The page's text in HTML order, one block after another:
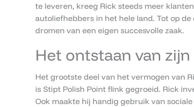
te leveren, kreeg Rick steeds meer
autoliefhebbers in het hele land. Tot op
dromen van een eigen succesvolle zaak.
Het ontstaan van
Het grootste deel van het vermogen van
is Stipt Polish Point flink gegroeid. Rick
Ook maakte hij handig gebruik van